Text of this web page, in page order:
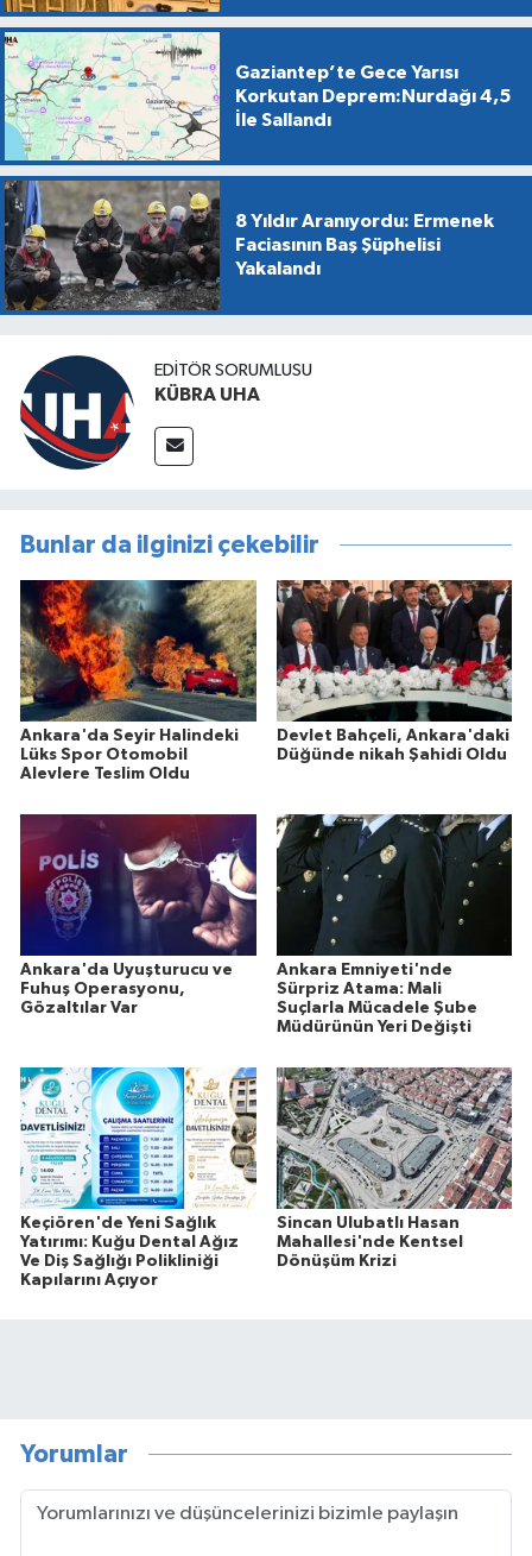
Gaziantep’te Gece Yarısı
Korkutan Deprem:Nurdağı 4,5
İle Sallandı
8 Yıldır Aranıyordu: Ermenek
Faciasının Baş Şüphelisi
Yakalandı
EDİTÖR SORUMLUSU
KÜBRA UHA
Bunlar da ilginizi çekebilir
Ankara'da Seyir Halindeki
Lüks Spor Otomobil
Alevlere Teslim Oldu
Devlet Bahçeli, Ankara'daki
Düğünde nikah Şahidi Oldu
Ankara'da Uyuşturucu ve
Fuhuş Operasyonu,
Gözaltılar Var
Ankara Emniyeti'nde
Sürpriz Atama: Mali
Suçlarla Mücadele Şube
Müdürünün Yeri Değişti
Keçiören'de Yeni Sağlık
Yatırımı: Kuğu Dental Ağız
Ve Diş Sağlığı Polikliniği
Kapılarını Açıyor
Sincan Ulubatlı Hasan
Mahallesi'nde Kentsel
Dönüşüm Krizi
Yorumlar